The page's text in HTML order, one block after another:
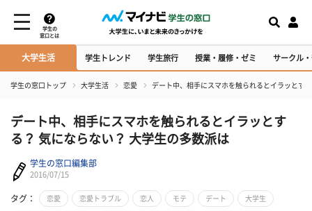
学生の
窓口とは
大学生活 学生トレンド 学生旅行 授業・履修・ゼミ サークル
学生の窓口トップ 大学生活 恋愛 デート中、相手にスマホを触られるとイラッとす
​デート中、相手にスマホを触られるとイラッとす
る？ 気にならない？ 大学生の多数派は
学生の窓口編集部
2016/07/15
タグ： 恋愛 恋愛トラブル 恋人 モテ デート 大学生